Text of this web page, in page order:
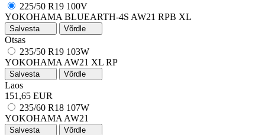
225/50 R19 100V
YOKOHAMA BLUEARTH-4S AW21 RPB XL
Salvesta Võrdle
Otsas
235/50 R19 103W
YOKOHAMA AW21 XL RP
Salvesta Võrdle
Laos
151,65 EUR
235/60 R18 107W
YOKOHAMA AW21
Salvesta Võrdle